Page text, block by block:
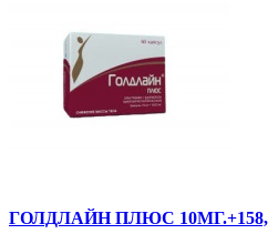
ГОЛДЛАЙН ПЛЮС